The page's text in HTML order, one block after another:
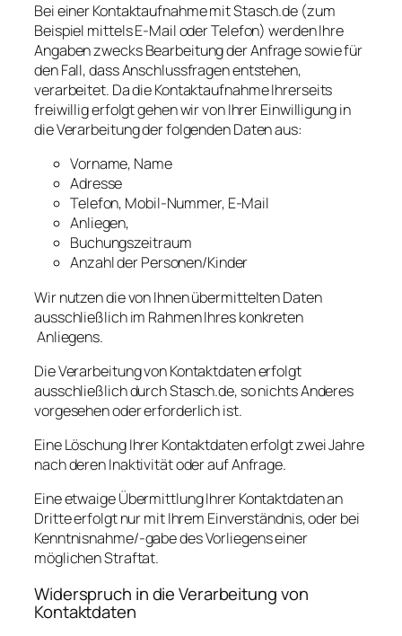
Bei einer Kontaktaufnahme mit Stasch.de (zum
Beispiel mittels E-Mail oder Telefon) werden Ihre
Angaben zwecks Bearbeitung der Anfrage sowie für
den Fall, dass Anschlussfragen entstehen,
verarbeitet. Da die Kontaktaufnahme Ihrerseits
freiwillig erfolgt gehen wir von Ihrer Einwilligung in
die Verarbeitung der folgenden Daten aus:
Vorname, Name
Adresse
Telefon, Mobil-Nummer, E-Mail
Anliegen,
Buchungszeitraum
Anzahl der Personen/Kinder
Wir nutzen die von Ihnen übermittelten Daten
ausschließlich im Rahmen Ihres konkreten
Anliegens.
Die Verarbeitung von Kontaktdaten erfolgt
ausschließlich durch Stasch.de, so nichts Anderes
vorgesehen oder erforderlich ist.
Eine Löschung Ihrer Kontaktdaten erfolgt zwei Jahre
nach deren Inaktivität oder auf Anfrage.
Eine etwaige Übermittlung Ihrer Kontaktdaten an
Dritte erfolgt nur mit Ihrem Einverständnis, oder bei
Kenntnisnahme/-gabe des Vorliegens einer
möglichen Straftat.
Widerspruch in die Verarbeitung von
Kontaktdaten